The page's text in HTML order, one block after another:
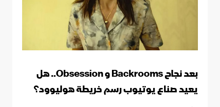
بعد نجاح Backrooms و Obsession.. هل
يعيد صناع يوتيوب رسم خريطة هوليوود؟